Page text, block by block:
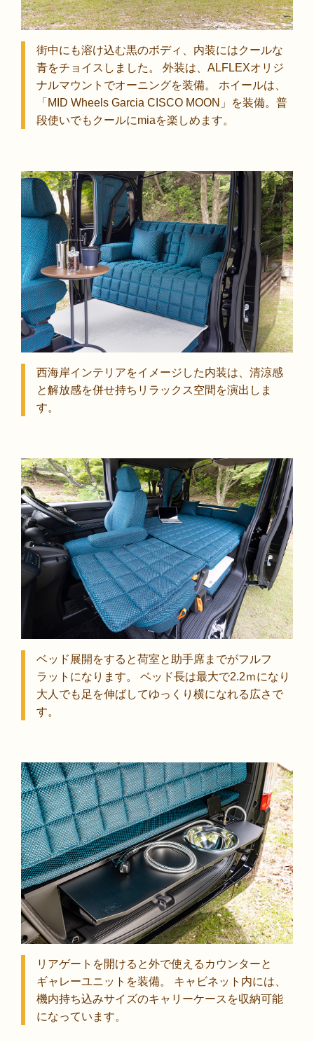
街中にも溶け込む黒のボディ、内装にはクールな
青をチョイスしました。 外装は、ALFLEXオリジ
ナルマウントでオーニングを装備。 ホイールは、
「MID Wheels Garcia CISCO MOON」を装備。普
段使いでもクールにmiaを楽しめます。
西海岸インテリアをイメージした内装は、清涼感
と解放感を併せ持ちリラックス空間を演出しま
す。
ベッド展開をすると荷室と助手席までがフルフ
ラットになります。 ベッド長は最大で2.2ｍになり
大人でも足を伸ばしてゆっくり横になれる広さで
す。
リアゲートを開けると外で使えるカウンターと
ギャレーユニットを装備。 キャビネット内には、
機内持ち込みサイズのキャリーケースを収納可能
になっています。